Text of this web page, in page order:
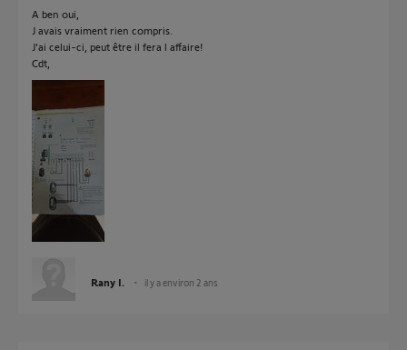
A ben oui,
J avais vraiment rien compris.
J'ai celui-ci, peut être il fera l affaire!
Cdt,
Rany I. il y a environ 2 ans